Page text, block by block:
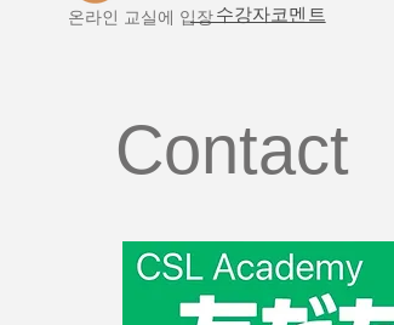
온라인 교실에 입장수강자코멘트
Contact